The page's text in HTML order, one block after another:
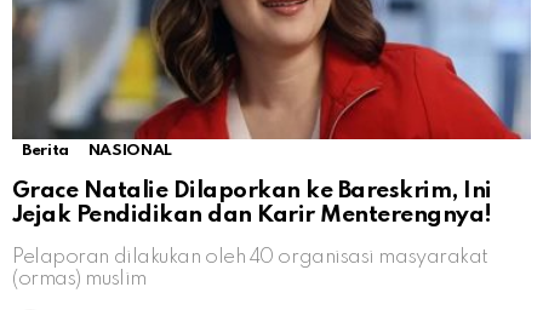
Berita NASIONAL
Grace Natalie Dilaporkan ke Bareskrim, Ini
Jejak Pendidikan dan Karir Menterengnya!
Pelaporan dilakukan oleh 40 organisasi masyarakat
(ormas) muslim